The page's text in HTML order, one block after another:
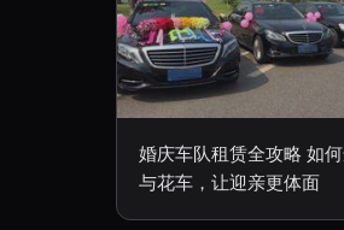
婚庆车队租赁全攻略 如
与花车，让迎亲更体面